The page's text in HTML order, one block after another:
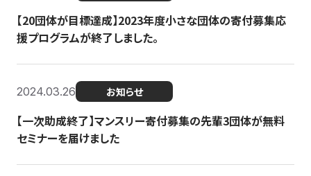
【20団体が目標達成】2023年度小さな団体の寄付募集応
援プログラムが終了しました。
2024.03.26 お知らせ
【一次助成終了】マンスリー寄付募集の先輩3団体が無料
セミナーを届けました